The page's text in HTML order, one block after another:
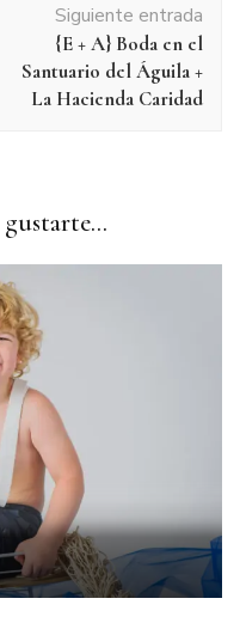
Siguiente entrada
{E + A} Boda en el
Santuario del Águila +
La Hacienda Caridad